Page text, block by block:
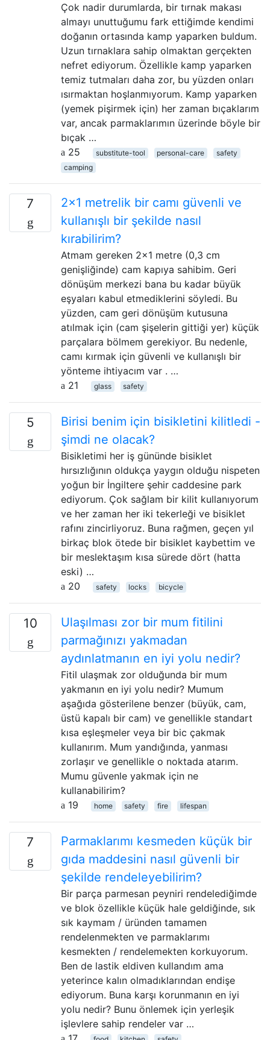
Çok nadir durumlarda, bir tırnak makası
almayı unuttuğumu fark ettiğimde kendimi
doğanın ortasında kamp yaparken buldum.
Uzun tırnaklara sahip olmaktan gerçekten
nefret ediyorum. Özellikle kamp yaparken
temiz tutmaları daha zor, bu yüzden onları
ısırmaktan hoşlanmıyorum. Kamp yaparken
(yemek pişirmek için) her zaman bıçaklarım
var, ancak parmaklarımın üzerinde böyle bir
bıçak …
25
substitute-tool personal-care
safety
camping
7
2x1 metrelik bir camı güvenli ve
kullanışlı bir şekilde nasıl
kırabilirim?
Atmam gereken 2x1 metre (0,3 cm
genişliğinde) cam kapıya sahibim. Geri
dönüşüm merkezi bana bu kadar büyük
eşyaları kabul etmediklerini söyledi. Bu
yüzden, cam geri dönüşüm kutusuna
atılmak için (cam şişelerin gittiği yer) küçük
parçalara bölmem gerekiyor. Bu nedenle,
camı kırmak için güvenli ve kullanışlı bir
yönteme ihtiyacım var . …
21
glass safety
5
Birisi benim için bisikletini kilitledi -
şimdi ne olacak?
Bisikletimi her iş gününde bisiklet
hırsızlığının oldukça yaygın olduğu nispeten
yoğun bir İngiltere şehir caddesine park
ediyorum. Çok sağlam bir kilit kullanıyorum
ve her zaman her iki tekerleği ve bisiklet
rafını zincirliyoruz. Buna rağmen, geçen yıl
birkaç blok ötede bir bisiklet kaybettim ve
bir meslektaşım kısa sürede dört (hatta
eski) …
20
safety locks bicycle
10
Ulaşılması zor bir mum fitilini
parmağınızı yakmadan
aydınlatmanın en iyi yolu nedir?
Fitil ulaşmak zor olduğunda bir mum
yakmanın en iyi yolu nedir? Mumum
aşağıda gösterilene benzer (büyük, cam,
üstü kapalı bir cam) ve genellikle standart
kısa eşleşmeler veya bir bic çakmak
kullanırım. Mum yandığında, yanması
zorlaşır ve genellikle o noktada atarım.
Mumu güvenle yakmak için ne
kullanabilirim?
19
home safety fire lifespan
7
Parmaklarımı kesmeden küçük bir
gıda maddesini nasıl güvenli bir
şekilde rendeleyebilirim?
Bir parça parmesan peyniri rendelediğimde
ve blok özellikle küçük hale geldiğinde, sık
sık kaymam / üründen tamamen
rendelenmekten ve parmaklarımı
kesmekten / rendelemekten korkuyorum.
Ben de lastik eldiven kullandım ama
yeterince kalın olmadıklarından endişe
ediyorum. Buna karşı korunmanın en iyi
yolu nedir? Bunu önlemek için yerleşik
işlevlere sahip rendeler var …